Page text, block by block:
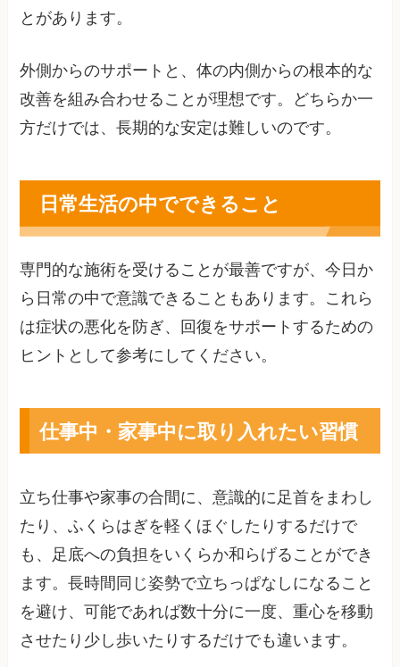
とがあります。
外側からのサポートと、体の内側からの根本的な
改善を組み合わせることが理想です。どちらか一
方だけでは、長期的な安定は難しいのです。
日常生活の中でできること
専門的な施術を受けることが最善ですが、今日か
ら日常の中で意識できることもあります。これら
は症状の悪化を防ぎ、回復をサポートするための
ヒントとして参考にしてください。
仕事中・家事中に取り入れたい習慣
立ち仕事や家事の合間に、意識的に足首をまわし
たり、ふくらはぎを軽くほぐしたりするだけで
も、足底への負担をいくらか和らげることができ
ます。長時間同じ姿勢で立ちっぱなしになること
を避け、可能であれば数十分に一度、重心を移動
させたり少し歩いたりするだけでも違います。